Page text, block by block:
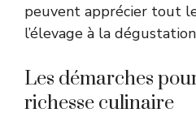
peuvent apprécier tout
l’élevage à la
Les démarches
richesse culinaire